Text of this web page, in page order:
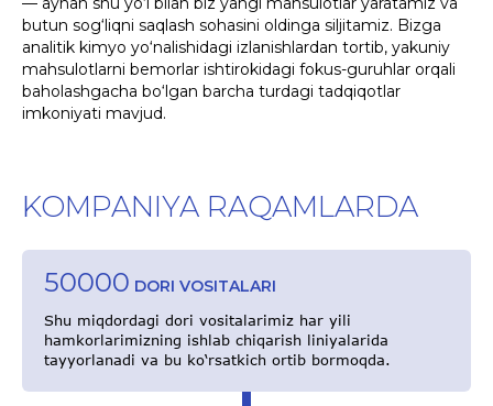
butun sog‘liqni saqlash sohasini oldinga siljitamiz. Bizga
analitik kimyo yo‘nalishidagi izlanishlardan tortib, yakuniy
mahsulotlarni bemorlar ishtirokidagi fokus-guruhlar orqali
baholashgacha bo‘lgan barcha turdagi tadqiqotlar
imkoniyati mavjud.
KOMPANIYA RAQAMLARDA
50000 DORI VOSITALARI
Shu miqdordagi dori vositalarimiz har yili
hamkorlarimizning ishlab chiqarish liniyalarida
tayyorlanadi va bu ko‘rsatkich ortib bormoqda.